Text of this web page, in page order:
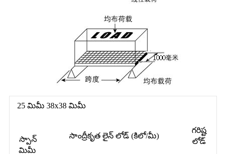
25 మిమీ 38x38 మిమీ
స్పాన్
మిమీ
సాంద్రీకృత లైన్ లోడ్ (కిలో/మీ)
గరిష్ట
లోడ్